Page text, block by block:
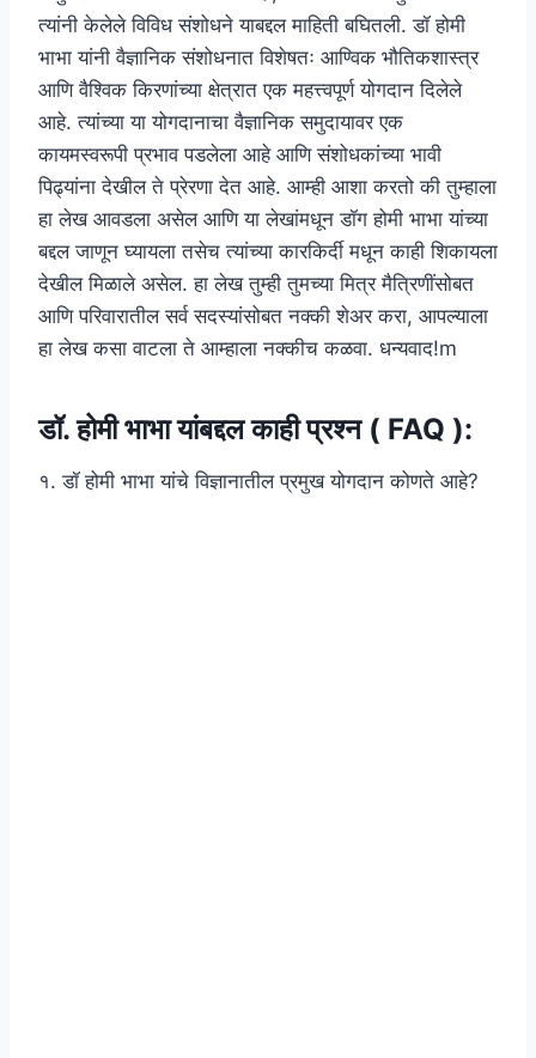
त्यांनी केलेले विविध संशोधने याबद्दल माहिती बघितली. डॉ होमी
भाभा यांनी वैज्ञानिक संशोधनात विशेषतः आण्विक भौतिकशास्त्र
आणि वैश्विक किरणांच्या क्षेत्रात एक महत्त्वपूर्ण योगदान दिलेले
आहे. त्यांच्या या योगदानाचा वैज्ञानिक समुदायावर एक
कायमस्वरूपी प्रभाव पडलेला आहे आणि संशोधकांच्या भावी
पिढ्यांना देखील ते प्रेरणा देत आहे. आम्ही आशा करतो की तुम्हाला
हा लेख आवडला असेल आणि या लेखांमधून डॉग होमी भाभा यांच्या
बद्दल जाणून घ्यायला तसेच त्यांच्या कारकिर्दी मधून काही शिकायला
देखील मिळाले असेल. हा लेख तुम्ही तुमच्या मित्र मैत्रिणींसोबत
आणि परिवारातील सर्व सदस्यांसोबत नक्की शेअर करा, आपल्याला
हा लेख कसा वाटला ते आम्हाला नक्कीच कळवा. धन्यवाद!m
डॉ. होमी भाभा यांबद्दल काही प्रश्न ( FAQ ):
१. डॉ होमी भाभा यांचे विज्ञानातील प्रमुख योगदान कोणते आहे?